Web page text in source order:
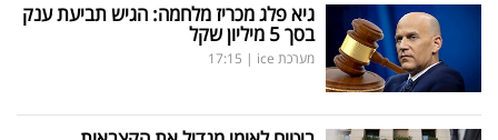
גיא פלג מכריז מלחמה: הגיש תביעת ענק
בסך 5 מיליון שקל
מערכת ice |
17:15